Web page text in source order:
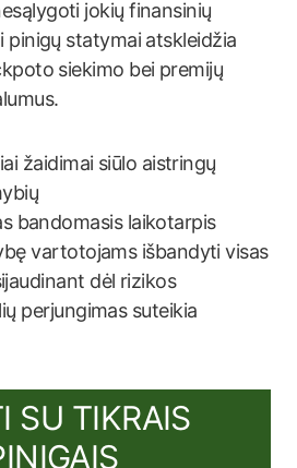
jokių finansinių
pinigų statymai atskleidžia
siekimo bei premijų
žaidimai siūlo aistringų
bandomasis laikotarpis
vartotojams išbandyti visas
dėl rizikos
perjungimas suteikia
SU TIKRAIS